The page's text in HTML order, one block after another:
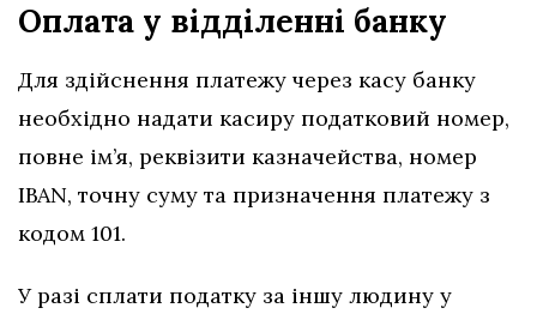
Оплата у відділенні банку
Для здійснення платежу через касу банку
необхідно надати касиру податковий номер,
повне ім’я, реквізити казначейства, номер
IBAN, точну суму та призначення платежу з
кодом 101.
У разі сплати податку за іншу людину у